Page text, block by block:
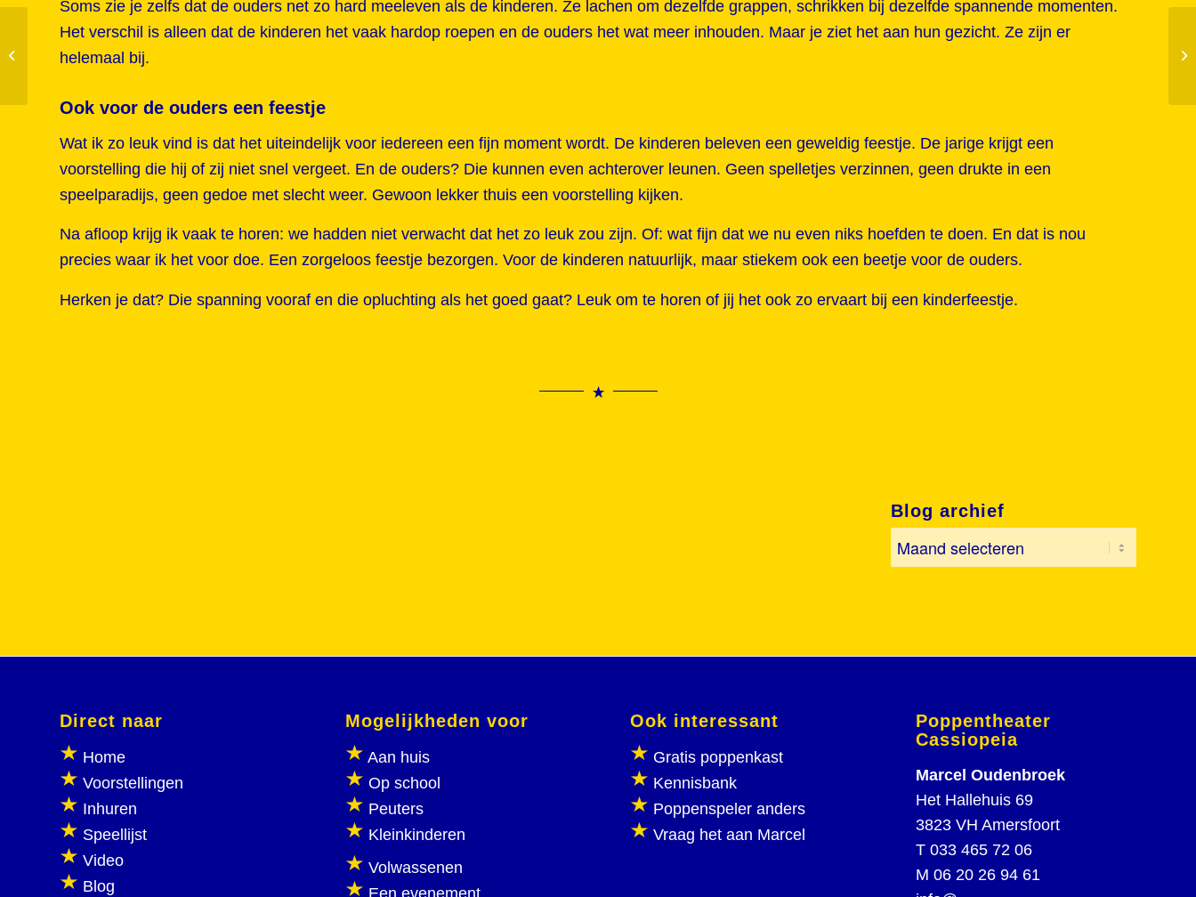
Soms zie je zelfs dat de ouders net zo hard meeleven als de kinderen. Ze lachen om dezelfde grappen, schrikken bij dezelfde spannende momenten.
Het verschil is alleen dat de kinderen het vaak hardop roepen en de ouders het wat meer inhouden. Maar je ziet het aan hun gezicht. Ze zijn er
helemaal bij.
Ook voor de ouders een feestje
Wat ik zo leuk vind is dat het uiteindelijk voor iedereen een fijn moment wordt. De kinderen beleven een geweldig feestje. De jarige krijgt een
voorstelling die hij of zij niet snel vergeet. En de ouders? Die kunnen even achterover leunen. Geen spelletjes verzinnen, geen drukte in een
speelparadijs, geen gedoe met slecht weer. Gewoon lekker thuis een voorstelling kijken.
Na afloop krijg ik vaak te horen: we hadden niet verwacht dat het zo leuk zou zijn. Of: wat fijn dat we nu even niks hoefden te doen. En dat is nou
precies waar ik het voor doe. Een zorgeloos feestje bezorgen. Voor de kinderen natuurlijk, maar stiekem ook een beetje voor de ouders.
Herken je dat? Die spanning vooraf en die opluchting als het goed gaat? Leuk om te horen of jij het ook zo ervaart bij een kinderfeestje.
Blog archief
Direct naar
Home
Voorstellingen
Inhuren
Speellijst
Video
Blog
Mogelijkheden voor
Aan huis
Op school
Peuters
Kleinkinderen
Volwassenen
Een evenement
Ook interessant
Gratis poppenkast
Kennisbank
Poppenspeler anders
Vraag het aan Marcel
Poppentheater
Cassiopeia
Marcel Oudenbroek
Het Hallehuis 69
3823 VH Amersfoort
T 033 465 72 06
M 06 20 26 94 61
toegevoegd